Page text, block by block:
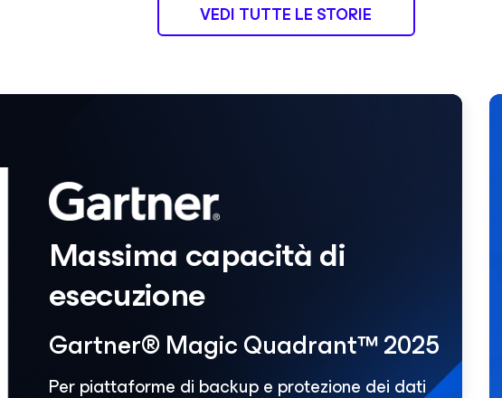
VEDI TUTTE LE STORIE
Massima capacità di
esecuzione
Gartner® Magic Quadrant™ 2025
Per piattaforme di backup e protezione dei dati